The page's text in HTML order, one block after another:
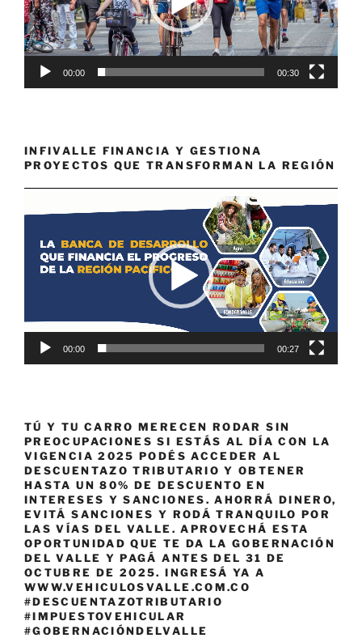
00:00 00:30
INFIVALLE FINANCIA Y GESTIONA
PROYECTOS QUE TRANSFORMAN LA REGIÓN
de
00:00 00:27
TÚ Y TU CARRO MERECEN RODAR SIN
PREOCUPACIONES SI ESTÁS AL DÍA CON LA
VIGENCIA 2025 PODÉS ACCEDER AL
DESCUENTAZO TRIBUTARIO Y OBTENER
HASTA UN 80% DE DESCUENTO EN
INTERESES Y SANCIONES. AHORRÁ DINERO,
EVITÁ SANCIONES Y RODÁ TRANQUILO POR
LAS VÍAS DEL VALLE. APROVECHÁ ESTA
OPORTUNIDAD QUE TE DA LA GOBERNACIÓN
DEL VALLE Y PAGÁ ANTES DEL 31 DE
OCTUBRE DE 2025. INGRESÁ YA A
WWW.VEHICULOSVALLE.COM.CO
#DESCUENTAZOTRIBUTARIO
#IMPUESTOVEHICULAR
#GOBERNACIÓNDELVALLE